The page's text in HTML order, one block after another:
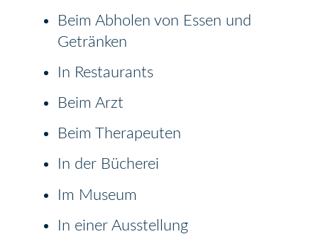
Beim Abholen von Essen und
Getränken
In Restaurants
Beim Arzt
Beim Therapeuten
In der Bücherei
Im Museum
In einer Ausstellung